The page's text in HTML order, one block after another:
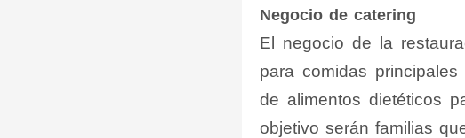
Negocio de catering
El negocio de la
para comidas
de alimentos dietéticos
objetivo serán familias